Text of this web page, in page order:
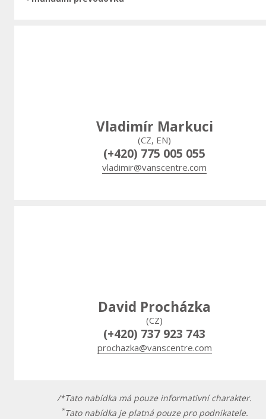
Vladimír Markuci
(CZ, EN)
(+420) 775 005 055
vladimir@vanscentre.com
David Procházka
(CZ)
(+420) 737 923 743
prochazka@vanscentre.com
/*Tato nabídka má pouze informativní charakter.
*Tato nabídka je platná pouze pro podnikatele.